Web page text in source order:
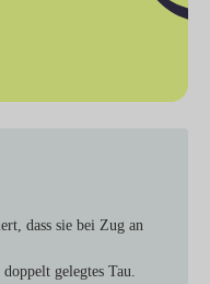
dass sie bei Zug an
gelegtes Tau.